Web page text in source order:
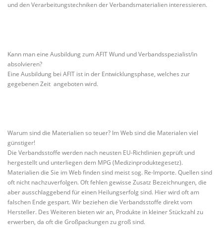
und den Verarbeitungstechniken der Verbandsmaterialien interessieren.
Kann man eine Ausbildung zum AFIT Wund und Verbandsspezialist/in
absolvieren?
Eine Ausbildung bei AFIT ist in der Entwicklungsphase, welches zur
gegebenen Zeit angeboten wird.
Warum sind die Materialien so teuer? Im Web sind die Materialen viel
günstiger!
Die Verbandsstoffe werden nach neusten EU-Richtlinien geprüft und
hergestellt und unterliegen dem MPG (Medizinproduktegesetz).
Materialien die Sie im Web finden sind meist sog. Re-Importe. Quellen sind
oft nicht nachzuverfolgen. Oft fehlen gewisse Zusatz Bezeichnungen, die
aber ausschlaggebend für einen Heilungserfolg sind. Hier wird oft am
falschen Ende gespart. Wir beziehen die Verbandsstoffe direkt vom
Hersteller. Des Weiteren bieten wir an, Produkte in kleiner Stückzahl zu
erwerben, da oft die Großpackungen zu groß sind.